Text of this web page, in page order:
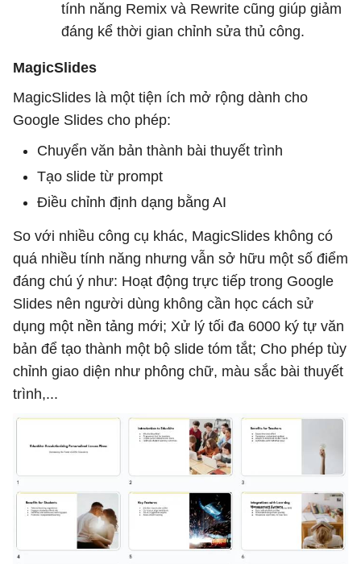
tính năng Remix và Rewrite cũng giúp giảm
đáng kể thời gian chỉnh sửa thủ công.
MagicSlides
MagicSlides là một tiện ích mở rộng dành cho
Google Slides cho phép:
Chuyển văn bản thành bài thuyết trình
Tạo slide từ prompt
Điều chỉnh định dạng bằng AI
So với nhiều công cụ khác, MagicSlides không có
quá nhiều tính năng nhưng vẫn sở hữu một số điểm
đáng chú ý như: Hoạt động trực tiếp trong Google
Slides nên người dùng không cần học cách sử
dụng một nền tảng mới; Xử lý tối đa 6000 ký tự văn
bản để tạo thành một bộ slide tóm tắt; Cho phép tùy
chỉnh giao diện như phông chữ, màu sắc bài thuyết
trình,...